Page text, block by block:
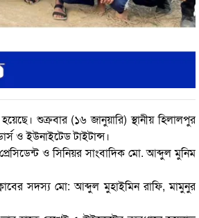
শুক্রবার (১৬ জানুয়ারি) স্থানীয় হিলালপুর
ও ইউনাইটেড টাইটান্স।
ও সিনিয়র সাংবাদিক মো. আব্দুল মুনিম
সদস্য মো: আব্দুল মুহাইমিন রাফি, মামুনুর